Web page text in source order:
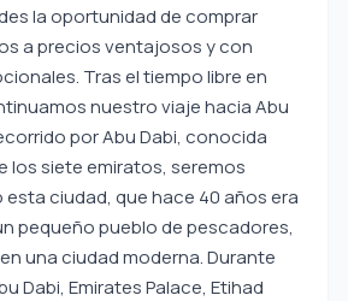
la oportunidad de comprar
a precios ventajosos y con
Tras el tiempo libre en
nuestro viaje hacia Abu
por Abu Dabi, conocida
los siete emiratos, seremos
ciudad, que hace 40 años era
pequeño pueblo de pescadores,
una ciudad moderna. Durante
Dabi, Emirates Palace, Etihad